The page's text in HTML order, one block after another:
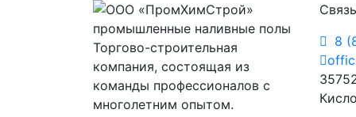
Торгово-строительная
компания, состоящая из
команды профессионалов с
многолетним опытом.
8